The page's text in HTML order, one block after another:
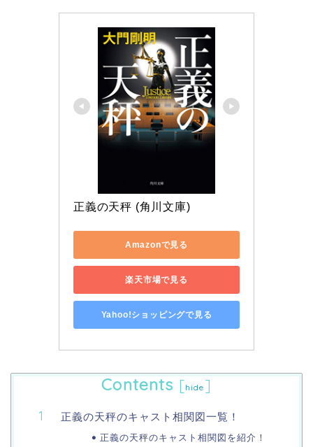
正義の天秤 (角川文庫)
Amazonで見る
楽天市場で見る
Yahoo!ショッピングで見る
Contents [hide ]
正義の天秤のキャスト相関図一覧！
正義の天秤のキャスト相関図を紹介！